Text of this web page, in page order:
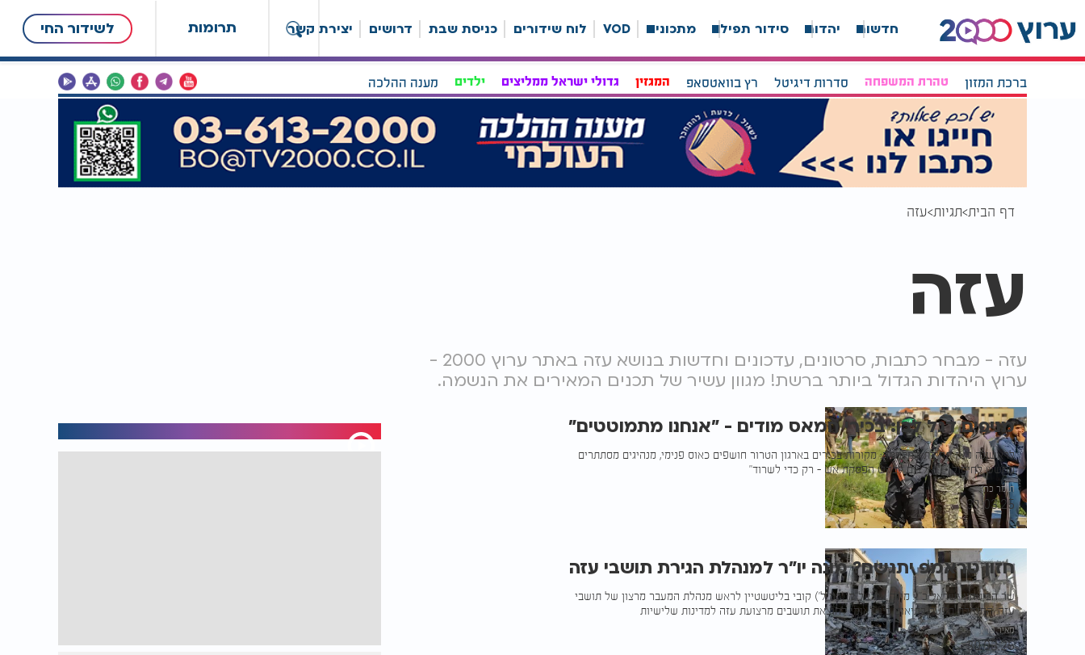
תרומות לשידור החי חדשות יהדות סידור תפילה מתכונים VOD לוח שידורים כניסת שבת דרושים יצירת קשר
ברכת המזון טהרת המשפחה סדרות דיגיטל רץ בוואטסאפ המגזין גדולי ישראל ממליצים ילדים מענה ההלכה
דף הבית תגיות עזה
עזה
עזה - מבחר כתבות, סרטונים, עדכונים וחדשות בנושא עזה באתר ערוץ 2000 -
ערוץ היהדות הגדול ביותר ברשת! מגוון עשיר של תכנים המאירים את הנשמה.
מניפים דגל לבן: בכירי חמאס מודים - "אנחנו מתמוטטים"
לראשונה מאז תחילת המלחמה: מקורות בכירים בארגון הטרור חושפים כאוס פנימי, מנהיגים מסתתרים
מחשש לחיסול • "נאלצים לבקש הפסקת אש - רק כדי לשרוד"
תומר כהן
31.03.25
חזון טראמפ יתגשם? מונה יו"ר למנהלת הגירת תושבי עזה
שר הביטחון ישראל כ"ץ מינה את אל"מ (במיל') קובי בליטשטיין לראש מנהלת המעבר מרצון של תושבי
עזה. המנהלת תפעל בתיאום בין-לאומי להוצאת תושבים מרצועת עזה למדינות שלישיות
מאיר פרץ
30.03.25